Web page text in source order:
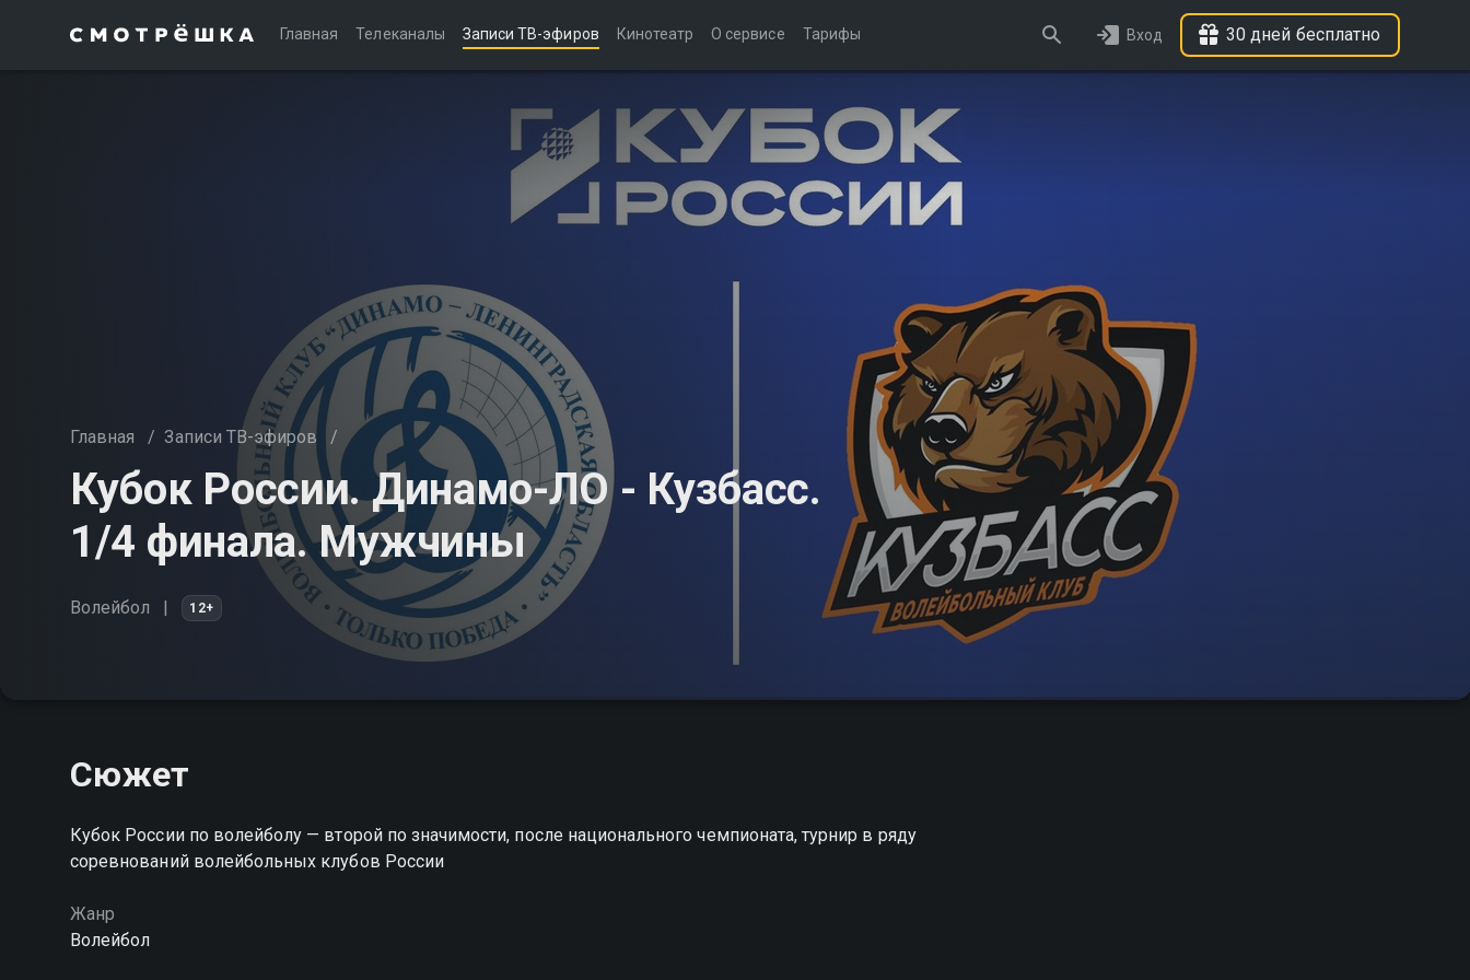
Главная Телеканалы Записи ТВ-эфиров Кинотеатр О сервисе Тарифы Вход 30 дней бесплатно
Главная / Записи ТВ-эфиров /
Кубок России. Динамо-ЛО - Кузбасс.
1/4 финала. Мужчины
Волейбол 12+
Сюжет
Кубок России по волейболу — второй по значимости, после национального чемпионата, турнир в ряду
соревнований волейбольных клубов России
Жанр
Волейбол